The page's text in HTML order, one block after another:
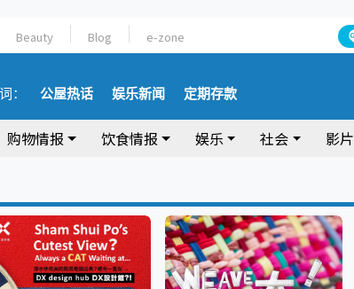
Beauty Blog e-zone
： 公屋热话 娱乐新闻 定期存款
购物情报 饮食情报 娱乐 社会 影